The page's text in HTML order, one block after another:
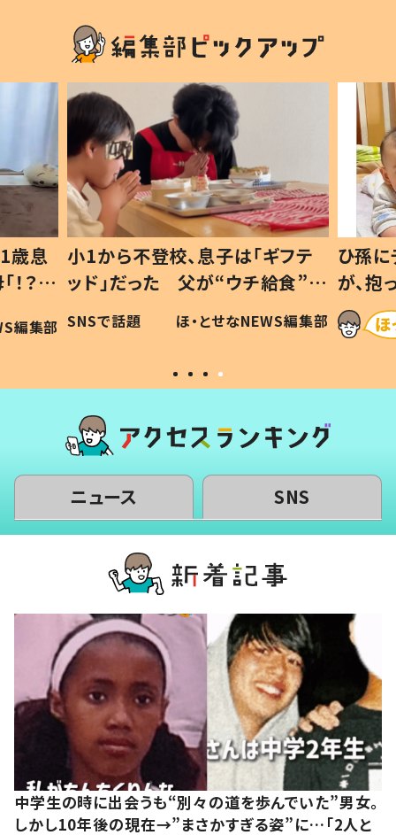
歳息
？」
編集部
小1から不登校、息子は「ギフテ
ッド」だった 父が“ウチ給食”を
作り続ける理由とは #令和の親
#令和の子
SNSで話題 ほ・とせなNEWS編集部
ひ孫
が、
「涙が
い」
ニュース SNS
中学生の時に出会うも“別々の道を歩んでいた”男女。
しかし10年後の現在→”まさかすぎる姿”に…「2人と